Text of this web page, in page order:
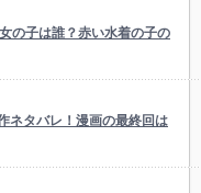
の子は誰？赤い水着の子の
ネタバレ！漫画の最終回は